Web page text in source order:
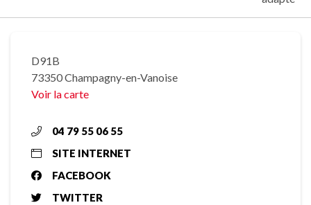
D91B
73350 Champagny-en-Vanoise
Voir la carte
04 79 55 06 55
SITE INTERNET
FACEBOOK
TWITTER